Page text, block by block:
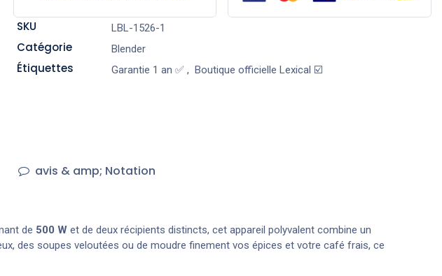
SKU LBL-1526-1
Catégorie Blender
Étiquettes Garantie 1 an ✅, Boutique officielle Lexical ☑️
avis & amp; Notation
de 500 Wet de deux récipients distincts, cet appareil polyvalent combine un
des soupes veloutées ou de moudre finement vos épices et votre café frais, ce